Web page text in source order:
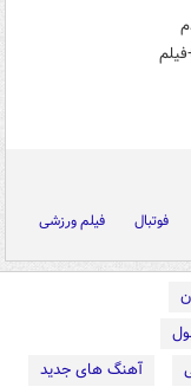
فوتبال فیلم ورزشی
آهنگ های جدید